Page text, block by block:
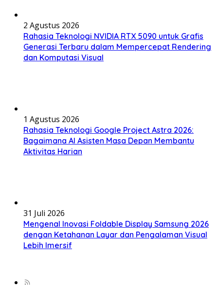
2 Agustus 2026
Rahasia Teknologi NVIDIA RTX 5090 untuk Grafis
Generasi Terbaru dalam Mempercepat Rendering
dan Komputasi Visual
1 Agustus 2026
Rahasia Teknologi Google Project Astra 2026:
Bagaimana AI Asisten Masa Depan Membantu
Aktivitas Harian
31 Juli 2026
Mengenal Inovasi Foldable Display Samsung 2026
dengan Ketahanan Layar dan Pengalaman Visual
Lebih Imersif